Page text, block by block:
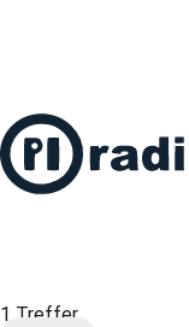
1 Treffer